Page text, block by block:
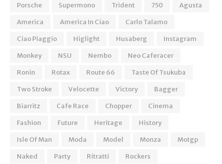
Porsche
Supermono Trident 750
Agusta
America
America In Ciao
Carlo Talamo
Ciao Piaggio
Higlight Husaberg
Instagram
Monkey
NSU Nembo
Neo Caferacer
Ronin
Rotax Route 66
Taste Of Tsukuba
Two Stroke
Velocette Victory
Bagger
Biarritz
Cafe Race Chopper
Cinema
Fashion
Future Heritage
History
Isle Of Man
Moda Model Monza
Motgp
Naked
Party Ritratti
Rockers